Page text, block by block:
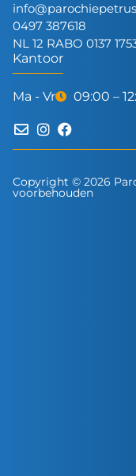
0497 387618
NL 12 RABO 0137
Kantoor
Ma - Vr 09:00 –
Copyright © 2026
voorbehouden